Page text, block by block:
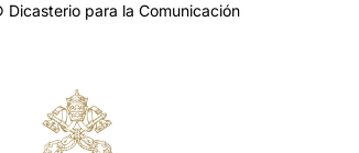
para la Comunicación